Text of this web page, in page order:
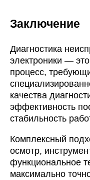
Заключение
Диагностика
электроники —
процесс,
качества
эффективность
стабильность
Комплексный
осмотр,
функциональное
максимально